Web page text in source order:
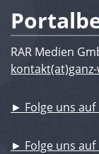
RAR Medien
► Folge uns auf
► Folge uns